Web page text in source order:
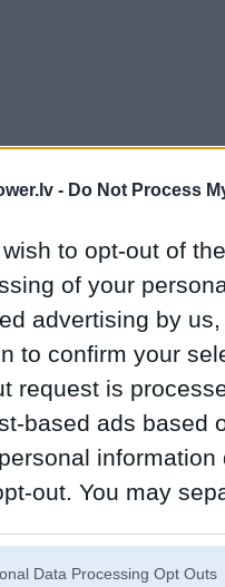
- Do Not Process
to opt-out of
of your
advertising by
to confirm your
request is
based ads based
out. You may
Data Processing Opt Outs